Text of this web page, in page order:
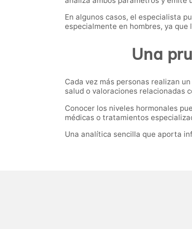
En algunos casos, el especialista
especialmente en hombres, ya
Una
Cada vez más personas realizan
salud o valoraciones relacionadas
Conocer los niveles hormonales
médicas o tratamientos
Una analítica sencilla que aporta